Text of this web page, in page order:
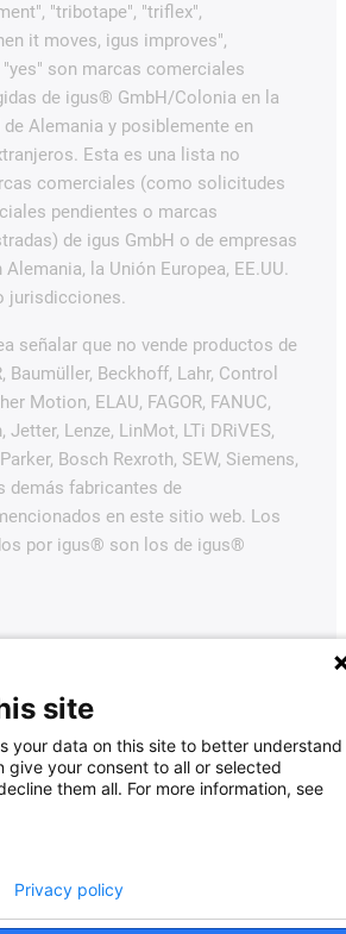
"tribotape", "triflex",
it moves, igus improves",
son marcas comerciales
de igus® GmbH/Colonia en la
de Alemania y posiblemente en
Esta es una lista no
comerciales (como solicitudes
pendientes o marcas
de igus GmbH o de empresas
la Unión Europea, EE.UU.
jurisdicciones.
señalar que no vende productos de
Baumüller, Beckhoff, Lahr, Control
Motion, ELAU, FAGOR, FANUC,
Jetter, Lenze, LinMot, LTi DRiVES,
Bosch Rexroth, SEW, Siemens,
demás fabricantes de
en este sitio web. Los
por igus® son los de igus®
site
your data on this site to better understand
give your consent to all or selected
them all. For more information, see
Privacy policy